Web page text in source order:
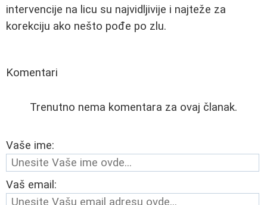
intervencije na licu su najvidljivije i najteže za
korekciju ako nešto pođe po zlu.
Komentari
Trenutno nema komentara za ovaj članak.
Vaše ime:
Vaš email: